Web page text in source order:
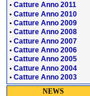
• Catture Anno 2011
• Catture Anno 2010
• Catture Anno 2009
• Catture Anno 2008
• Catture Anno 2007
• Catture Anno 2006
• Catture Anno 2005
• Catture Anno 2004
• Catture Anno 2003
NEWS